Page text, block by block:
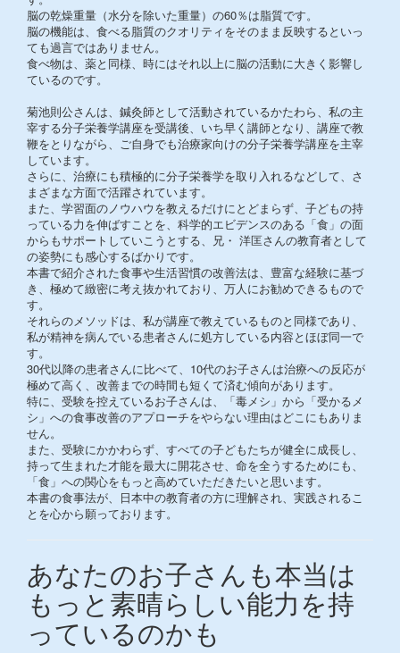
脳の乾燥重量（水分を除いた重量）の60％は脂質です。
脳の機能は、食べる脂質のクオリティをそのまま反映するといっ
ても過言ではありません。
食べ物は、薬と同様、時にはそれ以上に脳の活動に大きく影響し
ているのです。
菊池則公さんは、鍼灸師として活動されているかたわら、私の主
宰する分子栄養学講座を受講後、いち早く講師となり、講座で教
鞭をとりながら、ご自身でも治療家向けの分子栄養学講座を主宰
しています。
さらに、治療にも積極的に分子栄養学を取り入れるなどして、さ
まざまな方面で活躍されています。
また、学習面のノウハウを教えるだけにとどまらず、子どもの持
っている力を伸ばすことを、科学的エビデンスのある「食」の面
からもサポートしていこうとする、兄・ 洋匡さんの教育者として
の姿勢にも感心するばかりです。
本書で紹介された食事や生活習慣の改善法は、豊富な経験に基づ
き、極めて緻密に考え抜かれており、万人にお勧めできるもので
す。
それらのメソッドは、私が講座で教えているものと同様であり、
私が精神を病んでいる患者さんに処方している内容とほぼ同一で
す。
30代以降の患者さんに比べて、10代のお子さんは治療への反応が
極めて高く、改善までの時間も短くて済む傾向があります。
特に、受験を控えているお子さんは、「毒メシ」から「受かるメ
シ」への食事改善のアプローチをやらない理由はどこにもありま
せん。
また、受験にかかわらず、すべての子どもたちが健全に成長し、
持って生まれた才能を最大に開花させ、命を全うするためにも、
「食」への関心をもっと高めていただきたいと思います。
本書の食事法が、日本中の教育者の方に理解され、実践されるこ
とを心から願っております。
あなたのお子さんも本当は
もっと素晴らしい能力を持
っているのかも